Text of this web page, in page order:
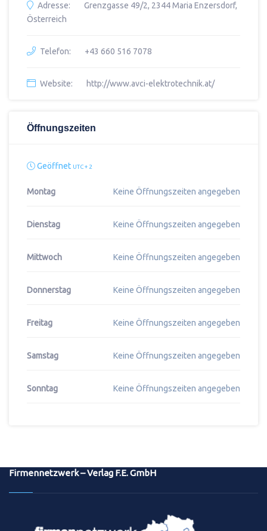
Adresse:
Grenzgasse 49/2, 2344 Maria Enzersdorf,
Österreich
Telefon: +43 660 516 7078
Website: http://www.avci-elektrotechnik.at/
Öffnungszeiten
Geöffnet UTC + 2
Montag Keine Öffnungszeiten angegeben
Dienstag Keine Öffnungszeiten angegeben
Mittwoch Keine Öffnungszeiten angegeben
Donnerstag Keine Öffnungszeiten angegeben
Freitag Keine Öffnungszeiten angegeben
Samstag Keine Öffnungszeiten angegeben
Sonntag Keine Öffnungszeiten angegeben
Firmennetzwerk – Verlag F.E. GmbH